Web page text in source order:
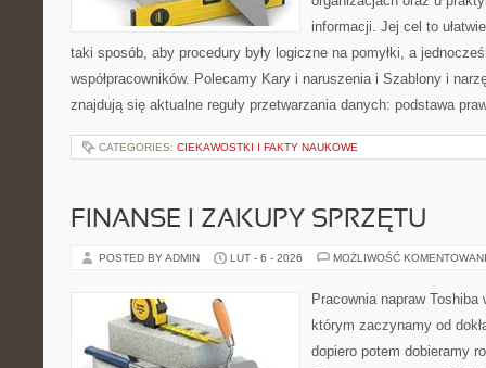
informacji. Jej cel to
taki sposób, aby procedury były logiczne na pomyłki, a
współpracowników. Polecamy Kary i naruszenia i Szablony i
znajdują się aktualne reguły przetwarzania danych: podstawa
CATEGORIES: CIEKAWOSTKI I FAKTY NAUKOWE
FINANSE I ZAKUPY SPRZĘTU
POSTED BY ADMIN LUT - 6 - 2026 MOŻLIWOŚĆ
Pracownia napraw
którym zaczynamy od
dopiero potem dobieramy